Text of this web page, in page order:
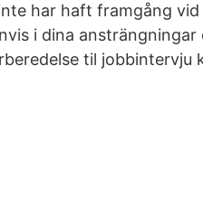
har haft framgång
i dina
til